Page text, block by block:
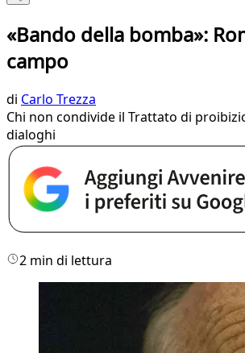
«Bando della bomba»:
campo
di Carlo Trezza
Chi non condivide il Trattato di
dialoghi
2 min di lettura